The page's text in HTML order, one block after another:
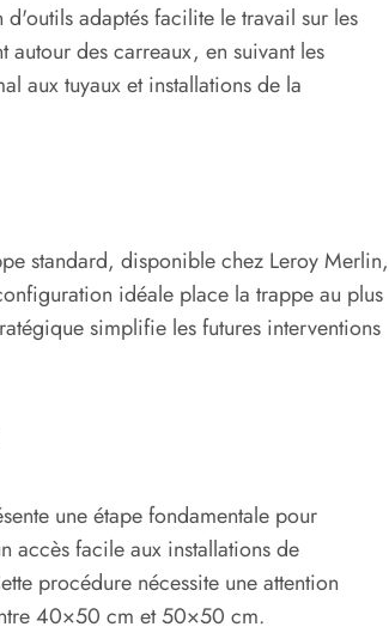
adaptés facilite le travail sur les
des carreaux, en suivant les
aux tuyaux et installations de la
standard, disponible chez Leroy Merlin,
idéale place la trappe au plus
simplifie les futures interventions
une étape fondamentale pour
accès facile aux installations de
procédure nécessite une attention
40×50 cm et 50×50 cm.